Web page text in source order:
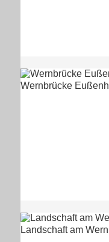
Wernbrücke
Landschaft am